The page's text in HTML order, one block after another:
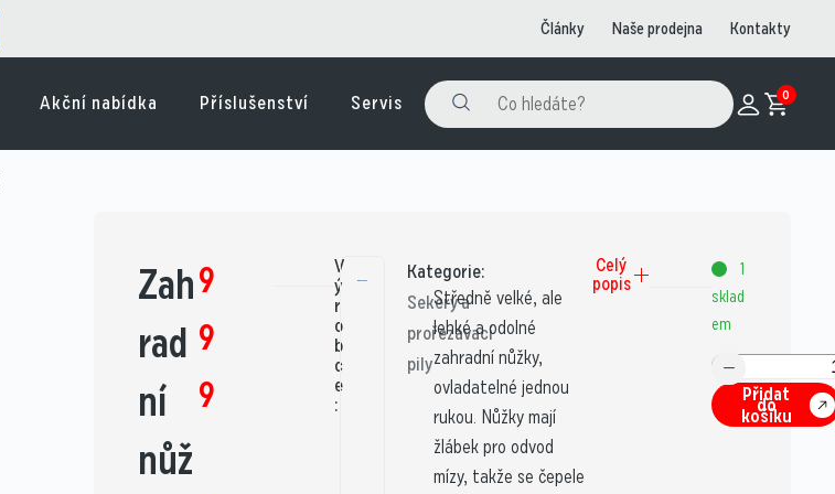
Články Naše prodejna Kontakty
Akční nabídka Příslušenství Servis 0
Zah
rad
ní
nůž
9
9
9
V
ý
r
o
b
c
e
:
Kategorie:
Sekery a
prořezávací
pily
Středně velké, ale
lehké a odolné
zahradní nůžky,
ovladatelné jednou
rukou. Nůžky mají
žlábek pro odvod
mízy, takže se čepele
Celý
popis
1
sklad
em
Přidat
do
košíku